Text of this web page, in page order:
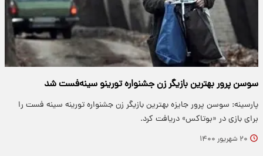
سوسن پرور بهترین بازیگر زن جشنواره تورینو سینه‌فست شد
پارسینه: سوسن پرور جایزه بهترین بازیگر زن جشنواره تورینه سینه فست را
برای بازی در «بوتاکس» دریافت کرد.
۲۰ شهریور ۱۴۰۰